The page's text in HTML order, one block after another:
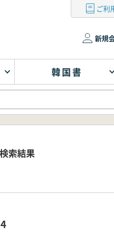
ご利
新規
韓国書
索結果